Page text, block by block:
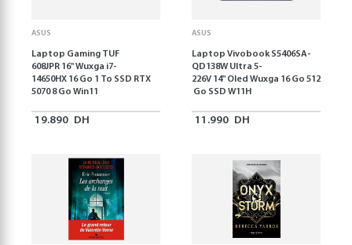
ASUS
Laptop Gaming TUF
608JPR 16'' Wuxga i7-
14650HX 16 Go 1 To SSD RTX
5070 8 Go Win11
19.890 DH
ASUS
Laptop Vivobook S5406SA-
QD138W Ultra 5-
226V 14" Oled Wuxga 16 Go 512
Go SSD W11H
11.990 DH